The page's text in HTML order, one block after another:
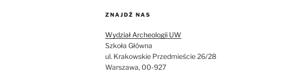
ZNAJDŹ NAS
Wydział Archeologii UW
Szkoła Główna
ul. Krakowskie Przedmieście 26/28
Warszawa, 00-927